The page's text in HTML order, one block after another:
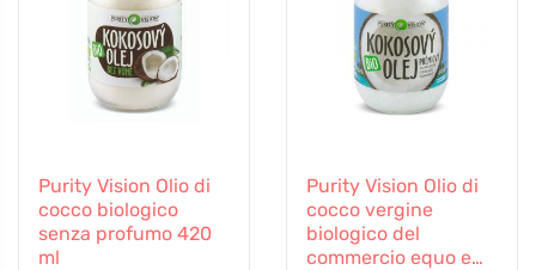
Purity Vision Olio di
cocco biologico
senza profumo 420
ml
Purity Vision Olio di
cocco vergine
biologico del
commercio equo e